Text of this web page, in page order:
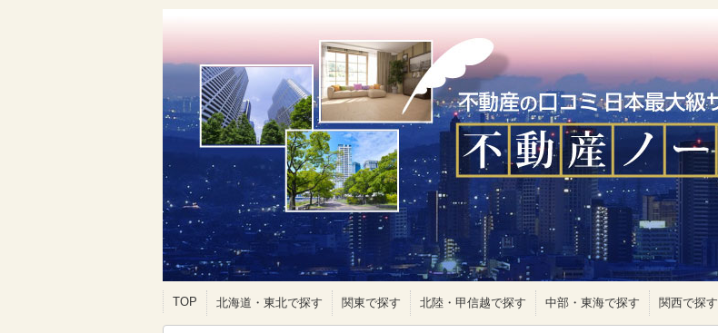
TOP 北海道・東北で探す 関東で探す 北陸・甲信越で探す 中部・東海で探す 関西で探す